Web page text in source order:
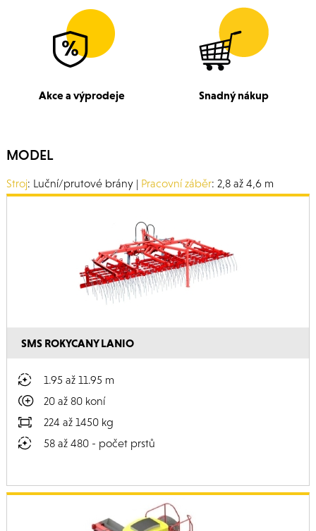
Akce a výprodeje Snadný nákup
MODEL
Stroj: Luční/prutové brány | Pracovní záběr: 2,8 až 4,6 m
SMS ROKYCANY LANIO
1.95 až 11.95 m
20 až 80 koní
224 až 1450 kg
58 až 480 - počet prstů